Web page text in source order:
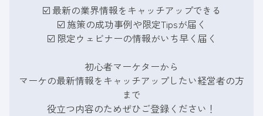
☑️ 最新の業界情報をキャッチアップできる
☑️ 施策の成功事例や限定Tipsが届く
☑️ 限定ウェビナーの情報がいち早く届く
初心者マーケターから
マーケの最新情報をキャッチアップしたい経営者の方
まで
役立つ内容のためぜひご登録ください！